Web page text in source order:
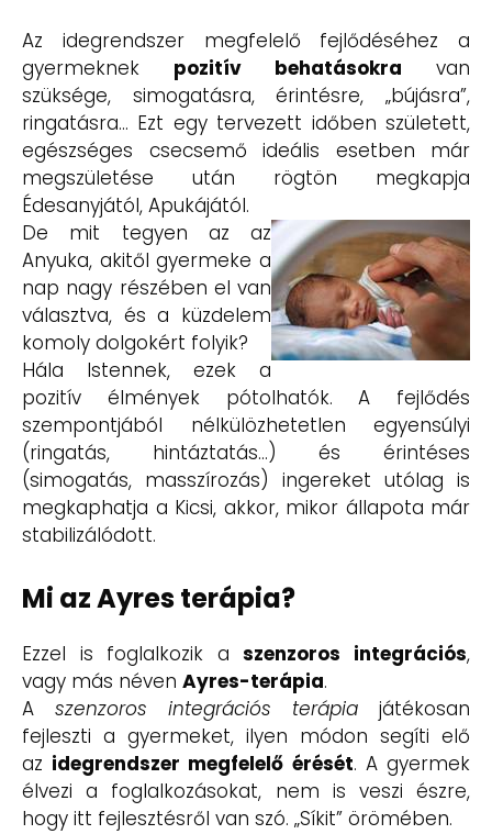
Az idegrendszer megfelelő fejlődéséhez a
gyermeknek pozitív behatásokra van
szüksége, simogatásra, érintésre, „bújásra”,
ringatásra… Ezt egy tervezett időben született,
egészséges csecsemő ideális esetben már
megszületése után rögtön megkapja
Édesanyjától, Apukájától.
De mit tegyen az az
Anyuka, akitől gyermeke a
nap nagy részében el van
választva, és a küzdelem
komoly dolgokért folyik?
Hála Istennek, ezek a
pozitív élmények pótolhatók. A fejlődés
szempontjából nélkülözhetetlen egyensúlyi
(ringatás, hintáztatás…) és érintéses
(simogatás, masszírozás) ingereket utólag is
megkaphatja a Kicsi, akkor, mikor állapota már
stabilizálódott.
Mi az Ayres terápia?
Ezzel is foglalkozik aszenzoros integrációs,
vagy más néven Ayres-terápia.
A szenzoros integrációs terápia játékosan
fejleszti a gyermeket, ilyen módon segíti elő
az idegrendszer megfelelő érését. A gyermek
élvezi a foglalkozásokat, nem is veszi észre,
hogy itt fejlesztésről van szó. „Síkit” örömében.